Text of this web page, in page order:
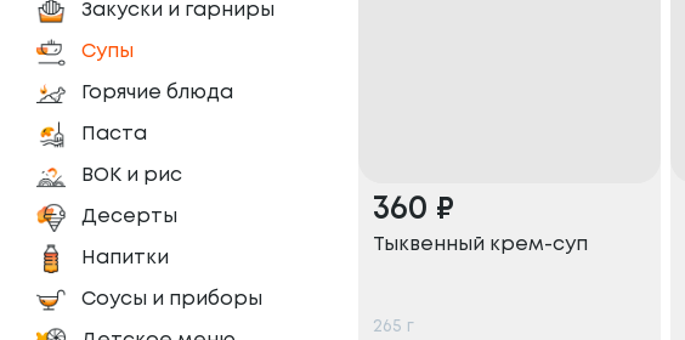
Закуски и гарниры
Супы
Горячие блюда
Паста
ВОК и рис
Десерты
Напитки
Соусы и приборы
360 ₽
Тыквенный крем-суп
265 г